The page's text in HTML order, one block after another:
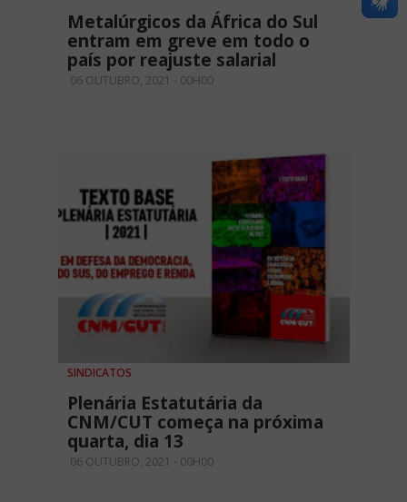
Metalúrgicos da África do Sul
entram em greve em todo o
país por reajuste salarial
06 OUTUBRO, 2021 - 00H00
SINDICATOS
Plenária Estatutária da
CNM/CUT começa na próxima
quarta, dia 13
06 OUTUBRO, 2021 - 00H00